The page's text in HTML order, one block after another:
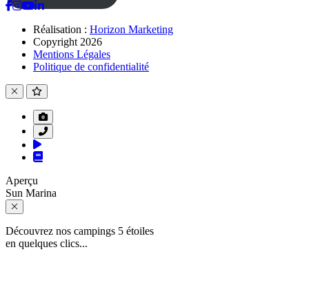
Réalisation : Horizon Marketing
Copyright 2026
Mentions Légales
Politique de confidentialité
Aperçu
Sun Marina
Découvrez nos campings 5 étoiles
en quelques clics...